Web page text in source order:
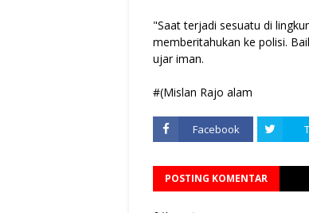
"Saat terjadi sesuatu di
memberitahukan ke polisi.
ujar iman.
#(Mislan Rajo alam
Facebook
POSTING KOMENTAR